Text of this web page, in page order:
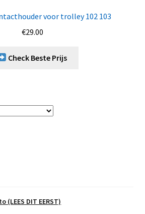
voor trolley 102 103
€29.00
Check Beste Prijs
DIT EERST)